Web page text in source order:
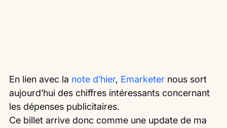
En lien avec la note d’hier, Emarketer nous sort
aujourd’hui des chiffres intéressants concernant
les dépenses publicitaires.
Ce billet arrive donc comme une update de ma